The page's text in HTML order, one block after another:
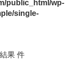
public_html/wp-
single-
果 件